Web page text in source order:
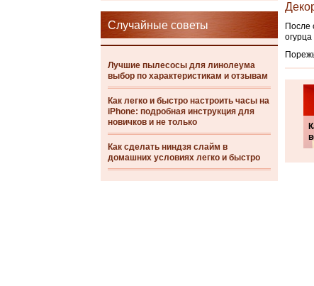
Случайные советы
Лучшие пылесосы для линолеума
выбор по характеристикам и отзывам
Как легко и быстро настроить часы на
iPhone: подробная инструкция для
новичков и не только
Как сделать ниндзя слайм в
домашних условиях легко и быстро
После